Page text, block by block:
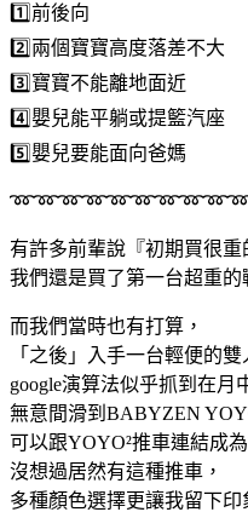
1️⃣前後向
2️⃣兩個寶寶高度落差不大
3️⃣寶寶不能離地面近
4️⃣嬰兒能平躺或提籃汽座
5️⃣嬰兒要能面向爸媽
有許多前輩說『初期買很重
我們還是買了第一台超重的
而我們當時也有打算，
「之後」入手一台輕便的雙
google演算法似乎抓到在月
無意間滑到BABYZEN
可以跟YOYO²推車連結成
沒想過居然有這種推車，
多種顏色選擇更讓我留下印